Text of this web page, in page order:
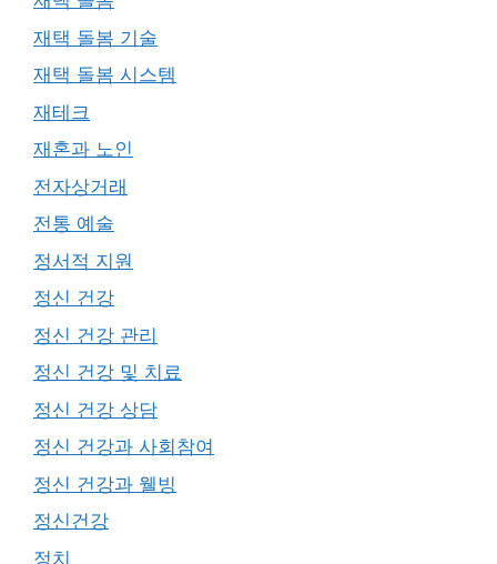
재택 돌봄 기술
재택 돌봄 시스템
재테크
재혼과 노인
전자상거래
전통 예술
정서적 지원
정신 건강
정신 건강 관리
정신 건강 및 치료
정신 건강 상담
정신 건강과 사회참여
정신 건강과 웰빙
정신건강
정치